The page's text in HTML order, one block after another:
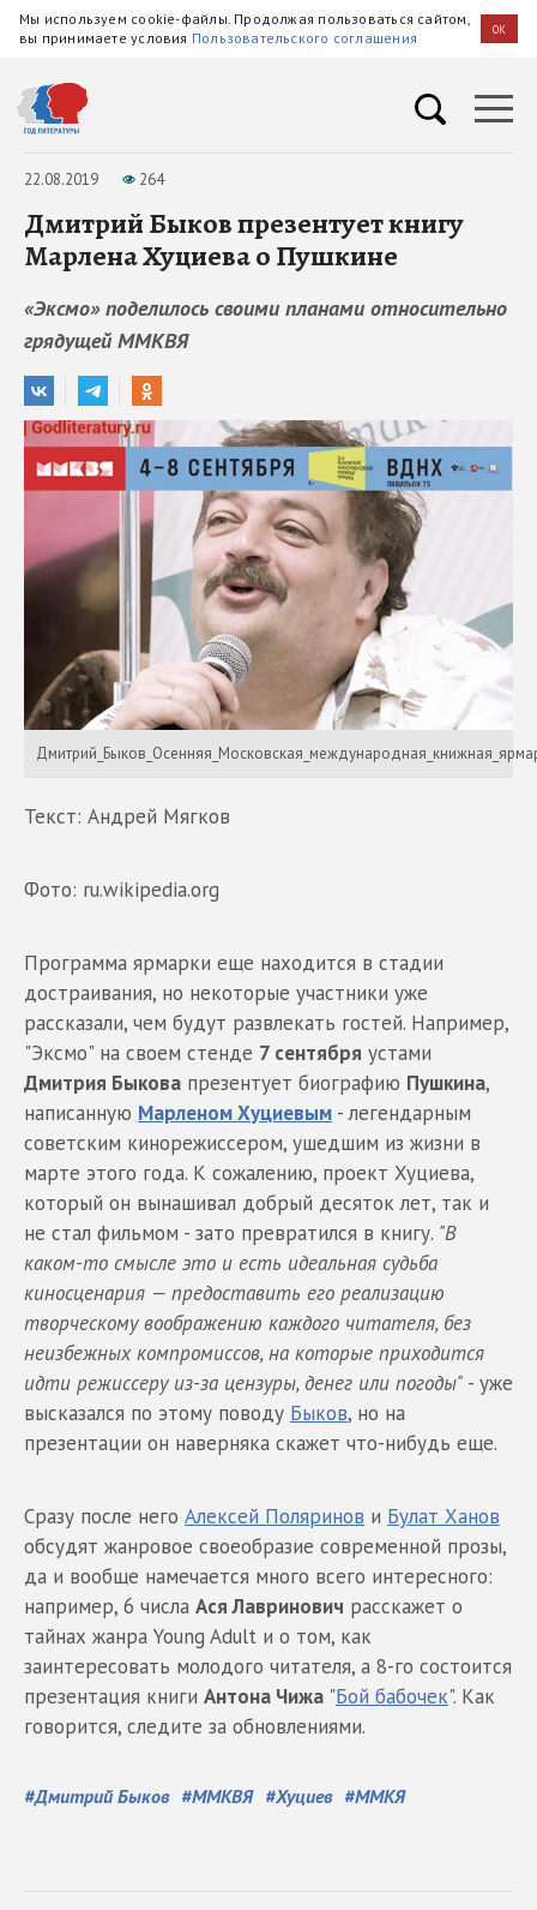
Мы используем cookie-файлы. Продолжая пользоваться сайтом,
вы принимаете условия Пользовательского соглашения OK
22.08.2019 264
Дмитрий Быков презентует книгу
Марлена Хуциева о Пушкине
«Эксмо» поделилось своими планами относительно
грядущей ММКВЯ
Текст: Андрей Мягков
Фото: ru.wikipedia.org
Программа ярмарки еще находится в стадии
достраивания, но некоторые участники уже
рассказали, чем будут развлекать гостей. Например,
"Эксмо" на своем стенде 7 сентября устами
Дмитрия Быкова презентует биографию Пушкина,
написанную Марленом Хуциевым - легендарным
советским кинорежиссером, ушедшим из жизни в
марте этого года. К сожалению, проект Хуциева,
который он вынашивал добрый десяток лет, так и
не стал фильмом - зато превратился в книгу. "В
каком-то смысле это и есть идеальная судьба
киносценария — предоставить его реализацию
творческому воображению каждого читателя, без
неизбежных компромиссов, на которые приходится
идти режиссеру из-за цензуры, денег или погоды" - уже
высказался по этому поводу Быков, но на
презентации он наверняка скажет что-нибудь еще.
Сразу после него Алексей Поляринов и Булат Ханов
обсудят жанровое своеобразие современной прозы,
да и вообще намечается много всего интересного:
например, 6 числа Ася Лавринович расскажет о
тайнах жанра Young Adult и о том, как
заинтересовать молодого читателя, а 8-го состоится
презентация книги Антона Чижа "Бой бабочек". Как
говорится, следите за обновлениями.
#Дмитрий Быков #ММКВЯ #Хуциев #ММКЯ